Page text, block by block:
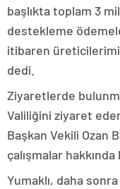
başlıkta toplam 3
destekleme
itibaren
dedi.
Ziyaretlerde
Valiliğini ziyaret
Başkan Vekili Ozan
çalışmalar hakkında
Yumaklı, daha